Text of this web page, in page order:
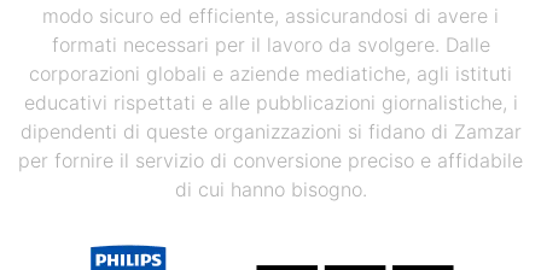
modo sicuro ed efficiente, assicurandosi di avere i
formati necessari per il lavoro da svolgere. Dalle
corporazioni globali e aziende mediatiche, agli istituti
educativi rispettati e alle pubblicazioni giornalistiche, i
dipendenti di queste organizzazioni si fidano di Zamzar
per fornire il servizio di conversione preciso e affidabile
di cui hanno bisogno.